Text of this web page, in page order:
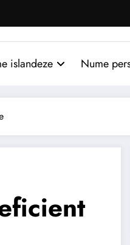
islandeze Nume